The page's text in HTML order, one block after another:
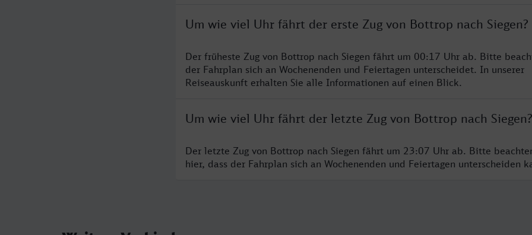
Um wie viel Uhr fährt der erste Zug von Bottrop nach Siegen?
Der früheste Zug von Bottrop nach Siegen fährt um 00:17 Uhr ab. Bitte
der Fahrplan sich an Wochenenden und Feiertagen unterscheidet. In unserer
Reiseauskunft erhalten Sie alle Informationen auf einen Blick.
Um wie viel Uhr fährt der letzte Zug von Bottrop nach Siegen?
Der letzte Zug von Bottrop nach Siegen fährt um 23:07 Uhr ab. Bitte
hier, dass der Fahrplan sich an Wochenenden und Feiertagen unterscheiden